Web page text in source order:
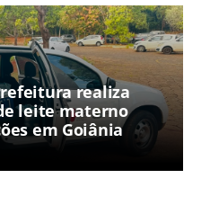
realiza
leite materno
em Goiânia